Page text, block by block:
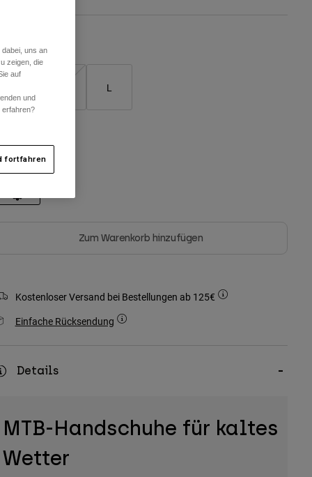
Größentabelle
L
-Schwarz
Zum Warenkorb hinzufügen
Kostenloser Versand bei Bestellungen ab 125€
Einfache Rücksendung
Details
MTB-Handschuhe für kaltes
Wetter
uns an
zeigen, die
auf
und
erfahren?
fortfahren